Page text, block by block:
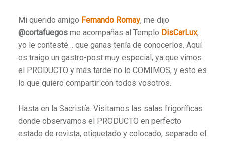
Mi querido amigo Fernando Romay, me dijo
@cortafuegosme acompañas al Templo DisCarLux,
yo le contesté… que ganas tenía de conocerlos. Aquí
os traigo un gastro-post muy especial, ya que vimos
el PRODUCTO y más tarde no lo COMIMOS, y esto es
lo que quiero compartir con todos vosotros.
Hasta en la Sacristía. Visitamos las salas frigoríficas
donde observamos el PRODUCTO en perfecto
estado de revista, etiquetado y colocado, separado el